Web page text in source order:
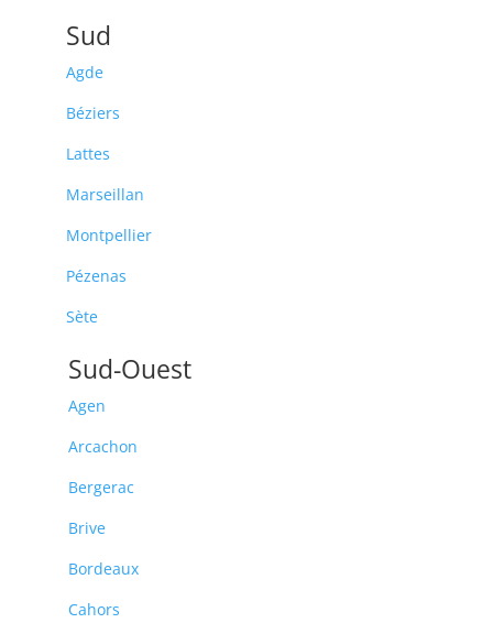
Sud
Agde
Béziers
Lattes
Marseillan
Montpellier
Pézenas
Sète
Sud-Ouest
Agen
Arcachon
Bergerac
Brive
Bordeaux
Cahors